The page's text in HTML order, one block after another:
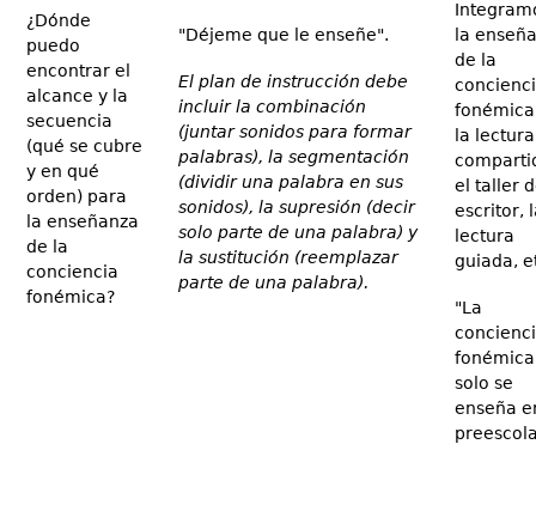
¿Dónde
puedo
encontrar el
alcance y la
secuencia
(qué se cubre
y en qué
orden) para
la enseñanza
de la
conciencia
fonémica?
"Déjeme que le enseñe".
El plan de instrucción debe
incluir la combinación
(juntar sonidos para formar
palabras), la segmentación
(dividir una palabra en sus
sonidos), la supresión (decir
solo parte de una palabra) y
la sustitución (reemplazar
parte de una palabra).
la
de la
la lectura
el taller
escritor,
lectura
guiada,
"La
fonémica
solo se
enseña